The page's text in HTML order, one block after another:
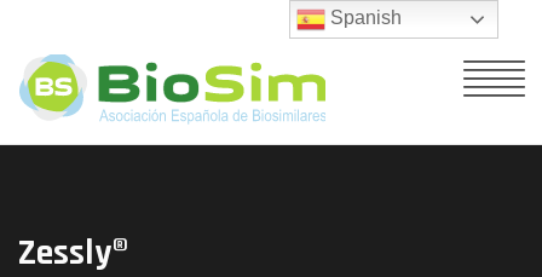
Zessly®
Spanish